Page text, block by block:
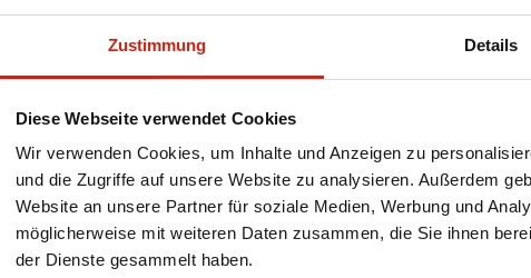
Zustimmung Details
Diese Webseite verwendet Cookies
Wir verwenden Cookies, um Inhalte und Anzeigen zu
und die Zugriffe auf unsere Website zu analysieren. Außerdem
Website an unsere Partner für soziale Medien, Werbung und
möglicherweise mit weiteren Daten zusammen, die Sie ihnen
der Dienste gesammelt haben.
Versand innerhalb Europas
schreiben Sie uns eine E-Mail oder rufen Sie uns an.